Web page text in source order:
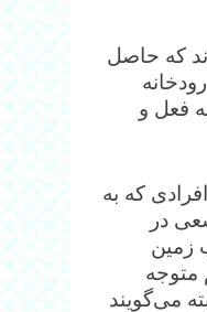
که حاصل
فرسایش خاک است؛ ماحصل فرسایشی که به واسطه جنگل‌تراشی‌های گسترده توسط ۱۱ رودخانه
فعل و
که به
در
زمین
متوجه
می‌گویند